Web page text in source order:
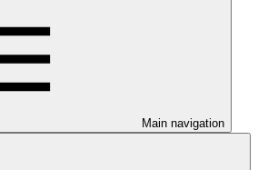
Main navigation